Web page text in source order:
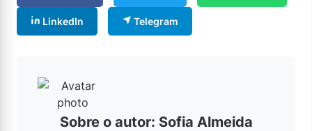
LinkedIn Telegram
Sobre o autor: Sofia Almeida